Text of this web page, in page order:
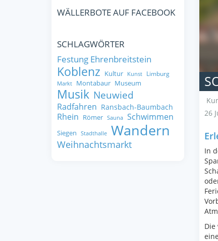
26
In
Die
WÄLLERBOTE AUF FACEBOOK
SCHLAGWÖRTER
Festung Ehrenbreitstein
Koblenz Kultur Kunst Limburg
Markt Montabaur Museum
Musik Neuwied
Radfahren Ransbach-Baumbach
Rhein Römer Sauna Schwimmen
Siegen Stadthalle Wandern
Weihnachtsmarkt